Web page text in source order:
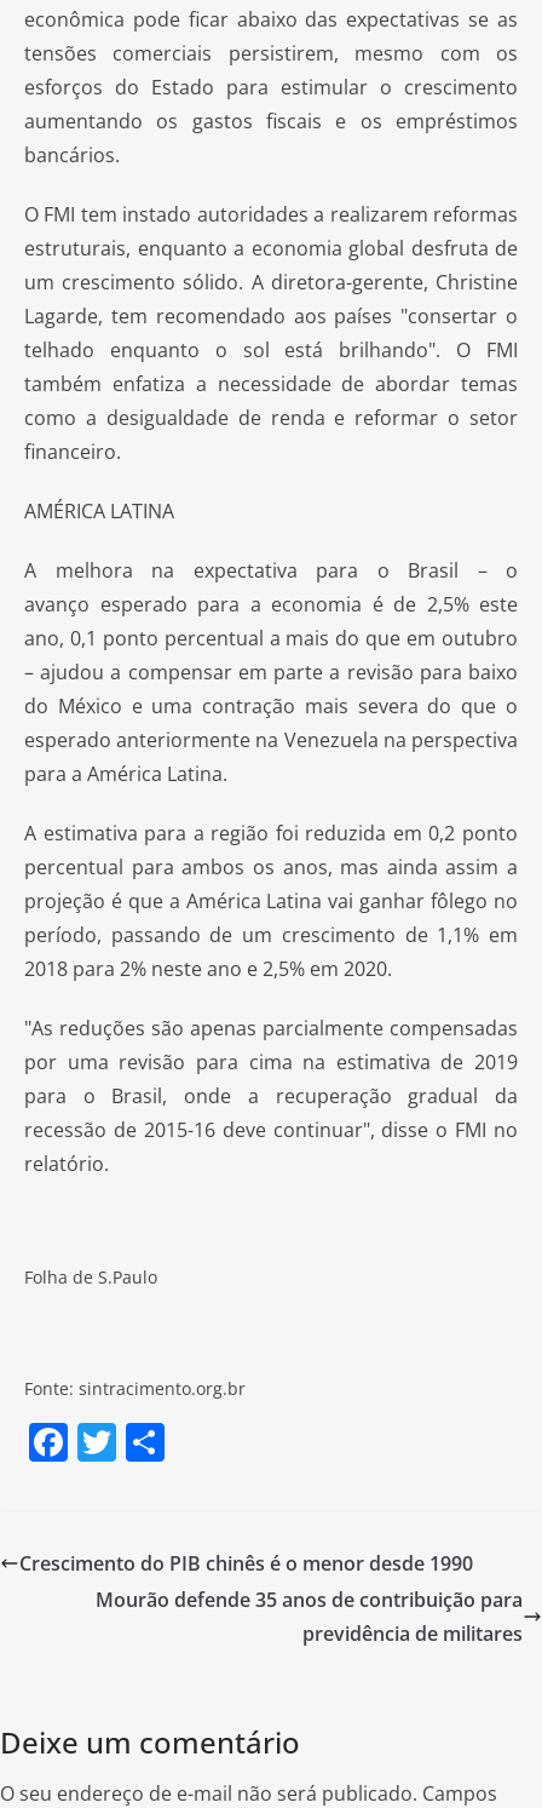
econômica pode ficar abaixo das expectativas se as
tensões comerciais persistirem, mesmo com os
esforços do Estado para estimular o crescimento
aumentando os gastos fiscais e os empréstimos
bancários.
O FMI tem instado autoridades a realizarem reformas
estruturais, enquanto a economia global desfruta de
um crescimento sólido. A diretora-gerente, Christine
Lagarde, tem recomendado aos países "consertar o
telhado enquanto o sol está brilhando". O FMI
também enfatiza a necessidade de abordar temas
como a desigualdade de renda e reformar o setor
financeiro.
AMÉRICA LATINA
A melhora na expectativa para o Brasil – o
avanço esperado para a economia é de 2,5% este
ano, 0,1 ponto percentual a mais do que em outubro
– ajudou a compensar em parte a revisão para baixo
do México e uma contração mais severa do que o
esperado anteriormente na Venezuela na perspectiva
para a América Latina.
A estimativa para a região foi reduzida em 0,2 ponto
percentual para ambos os anos, mas ainda assim a
projeção é que a América Latina vai ganhar fôlego no
período, passando de um crescimento de 1,1% em
2018 para 2% neste ano e 2,5% em 2020.
"As reduções são apenas parcialmente compensadas
por uma revisão para cima na estimativa de 2019
para o Brasil, onde a recuperação gradual da
recessão de 2015-16 deve continuar", disse o FMI no
relatório.
Folha de S.Paulo
Fonte: sintracimento.org.br
F
e
T
er e
Crescimento do PIB chinês é o menor desde 1990
Mourão defende 35 anos de contribuição para
previdência de militares
Deixe um comentário
O seu endereço de e-mail não será publicado. Campos